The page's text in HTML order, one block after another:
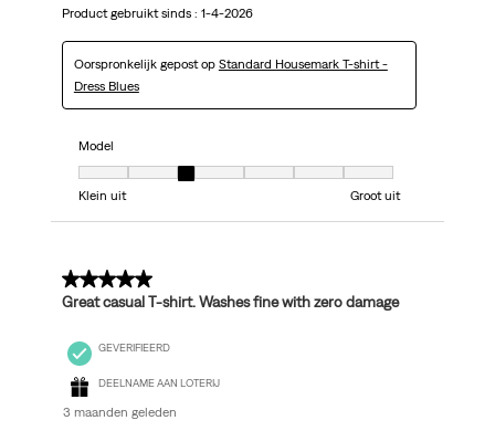
Product gebruikt sinds : 1-4-2026
Oorspronkelijk gepost op Standard Housemark T-shirt -
Dress Blues
Model
Model, 3 van 7, waarbij 1 gelijk is aan Klein uit en 7 gelijk is aan Groot uit
Klein uit
Groot uit
5 van 5 sterren.
Great casual T-shirt. Washes fine with zero damage
GEVERIFIEERD
DEELNAME AAN LOTERIJ
3 maanden geleden